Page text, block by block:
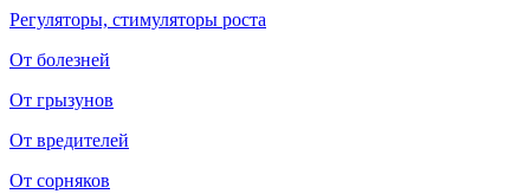
Регуляторы, стимуляторы роста
От болезней
От грызунов
От вредителей
От сорняков